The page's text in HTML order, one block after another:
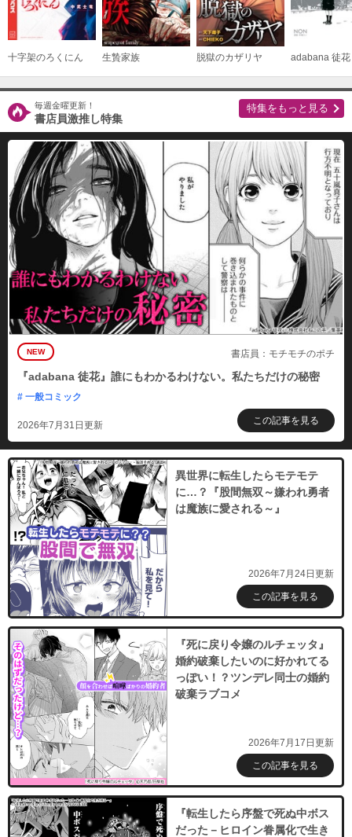
購入する
１９
購入する
２０
必要ポイント：100
購入する
十字架のろくにん 生贄家族 脱獄のカザリヤ adabana 徒花
毎週金曜更新！
書店員激推し特集
特集をもっと見る
NEW 書店員：モチモチのポチ
『adabana 徒花』誰にもわかるわけない。私たちだけの秘密
# 一般コミック
2026年7月31日更新 この記事を見る
異世界に転生したらモテモテ
に…？『股間無双～嫌われ勇者
は魔族に愛される～』
2026年7月24日更新
この記事を見る
『死に戻り令嬢のルチェッタ』
婚約破棄したいのに好かれてる
っぽい！？ツンデレ同士の婚約
破棄ラブコメ
2026年7月17日更新
この記事を見る
『転生したら序盤で死ぬ中ボス
だった－ヒロイン眷属化で生き